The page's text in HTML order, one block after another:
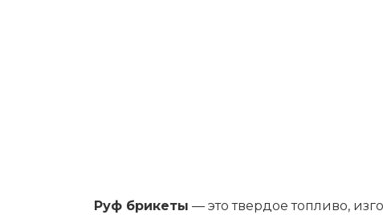
Руф брикеты — это твердое топливо,